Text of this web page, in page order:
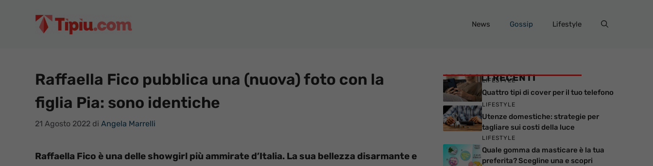
News Gossip Lifestyle
Raffaella Fico pubblica una (nuova) foto con la
figlia Pia: sono identiche
21 Agosto 2022 di Angela Marrelli
Raffaella Fico è una delle showgirl più ammirate d’Italia. La sua bellezza disarmante e
ARTICOLI RECENTI
LIFESTYLE
Quattro tipi di cover per il tuo telefono
LIFESTYLE
Utenze domestiche: strategie per
tagliare sui costi della luce
LIFESTYLE
Quale gomma da masticare è la tua
preferita? Scegline una e scopri